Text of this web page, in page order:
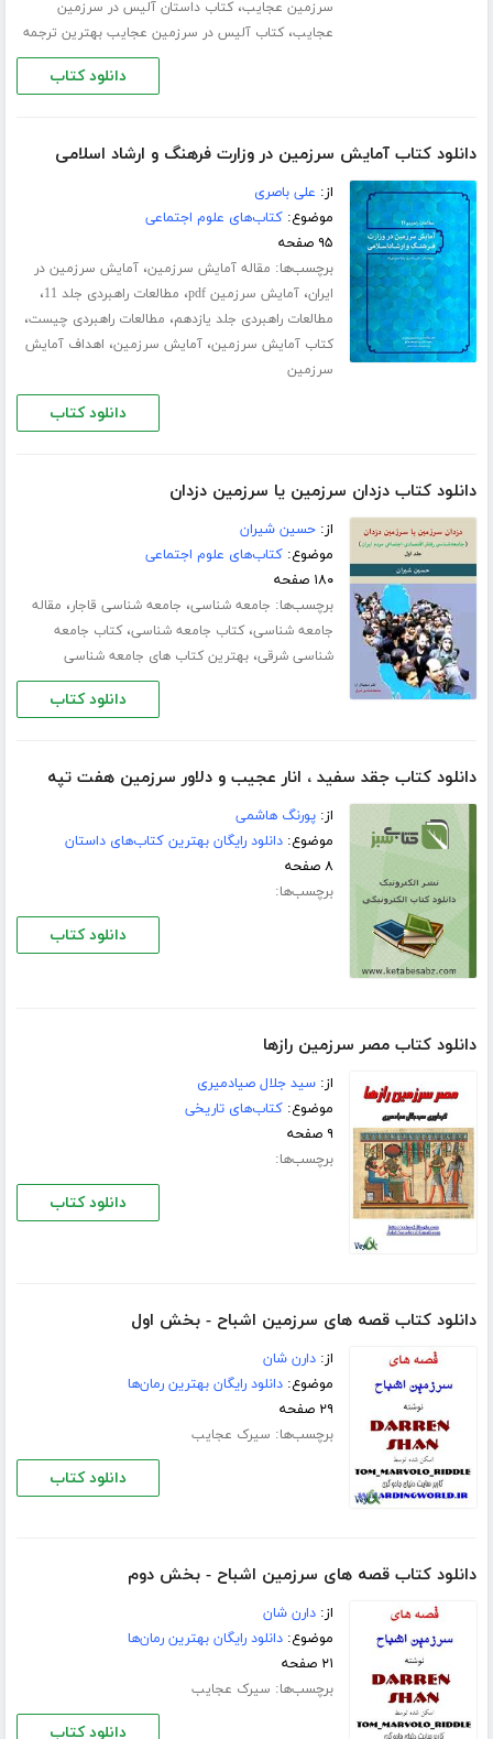
سرزمین عجایب،کتاب داستان آلیس در سرزمین
عجایب،کتاب آلیس در سرزمین عجایب بهترین ترجمه
دانلود کتاب
دانلود کتاب آمایش سرزمین در وزارت فرهنگ و ارشاد اسلامی
از: علی باصری
موضوع:کتاب‌های علوم اجتماعی
۹۵ صفحه
برچسب‌ها: مقاله آمایش سرزمین،آمایش سرزمین در
ایران،آمایش سرزمین pdf ، مطالعات راهبردی جلد 11 ،
مطالعات راهبردی جلد یازدهم، مطالعات راهبردی چیست،
کتاب آمایش سرزمین،آمایش سرزمین، اهداف آمایش
سرزمین
دانلود کتاب
دانلود کتاب دزدان سرزمین یا سرزمین دزدان
از:حسین شیران
موضوع:کتاب‌های علوم اجتماعی
۱۸۰ صفحه
برچسب‌ها: جامعه شناسی، جامعه شناسی قاجار، مقاله
جامعه شناسی،کتاب جامعه شناسی،کتاب جامعه
شناسی شرقی،بهترین کتاب های جامعه شناسی
دانلود کتاب
دانلود کتاب جقد سفید ، انار عجیب و دلاور سرزمین هفت تپه
از:پورنگ هاشمی
موضوع:دانلود رایگان بهترین کتاب‌های داستان
۸ صفحه
برچسب‌ها:
دانلود کتاب
دانلود کتاب مصر سرزمین رازها
از:سید جلال صیادمیری
موضوع:کتاب‌های تاریخی
۹ صفحه
برچسب‌ها:
دانلود کتاب
دانلود کتاب قصه های سرزمین اشباح - بخش اول
از:دارن شان
موضوع:دانلود رایگان بهترین رمان‌ها
۲۹ صفحه
برچسب‌ها: سیرک عجایب
دانلود کتاب
دانلود کتاب قصه های سرزمین اشباح - بخش دوم
از:دارن شان
موضوع:دانلود رایگان بهترین رمان‌ها
۲۱ صفحه
برچسب‌ها: سیرک عجایب
دانلود کتاب